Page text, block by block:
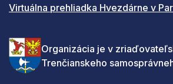
Virtuálna prehliadka Hvezdárne v
Organizácia je v
Trenčianskeho